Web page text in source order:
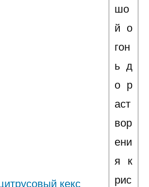
шо
й о
гон
ь д
о р
аст
вор
ени
я к
рис